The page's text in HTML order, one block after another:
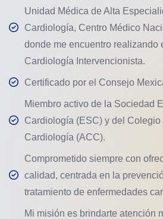
Unidad Médica de Alta
Cardiología, Centro Médico
donde me encuentro realizando
Cardiología Intervencionista.
Certificado por el Consejo
Miembro activo de la Sociedad
Cardiología (ESC) y del Colegio
Cardiología (ACC).
Comprometido siempre con
calidad, centrada en la
tratamiento de enfermedades
Mi misión es brindarte atención